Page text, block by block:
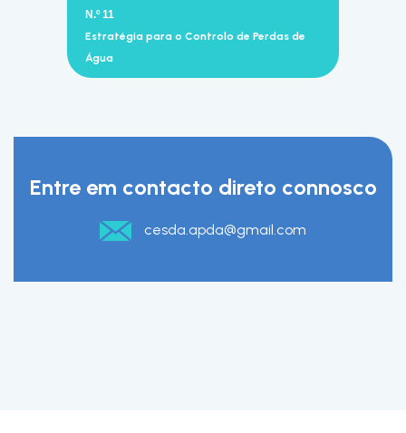
N.º 11
Estratégia para o Controlo de Perdas de
Água
Entre em contacto direto connosco
cesda.apda@gmail.com